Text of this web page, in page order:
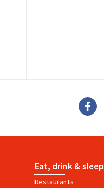
Eat, drink & sleep
Restaurants